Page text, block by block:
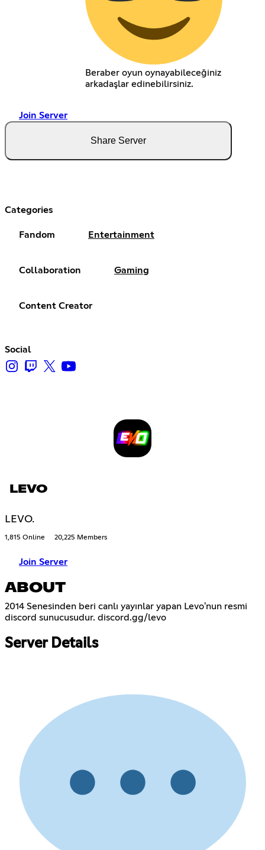
Beraber oyun oynayabileceğiniz
arkadaşlar edinebilirsiniz.
Join Server
Share Server
Categories
Fandom Entertainment
Collaboration Gaming
Content Creator
Social
LEVO
LEVO.
1,815 Online 20,225 Members
Join Server
ABOUT
2014 Senesinden beri canlı yayınlar yapan Levo'nun resmi
discord sunucusudur. discord.gg/levo
Server Details